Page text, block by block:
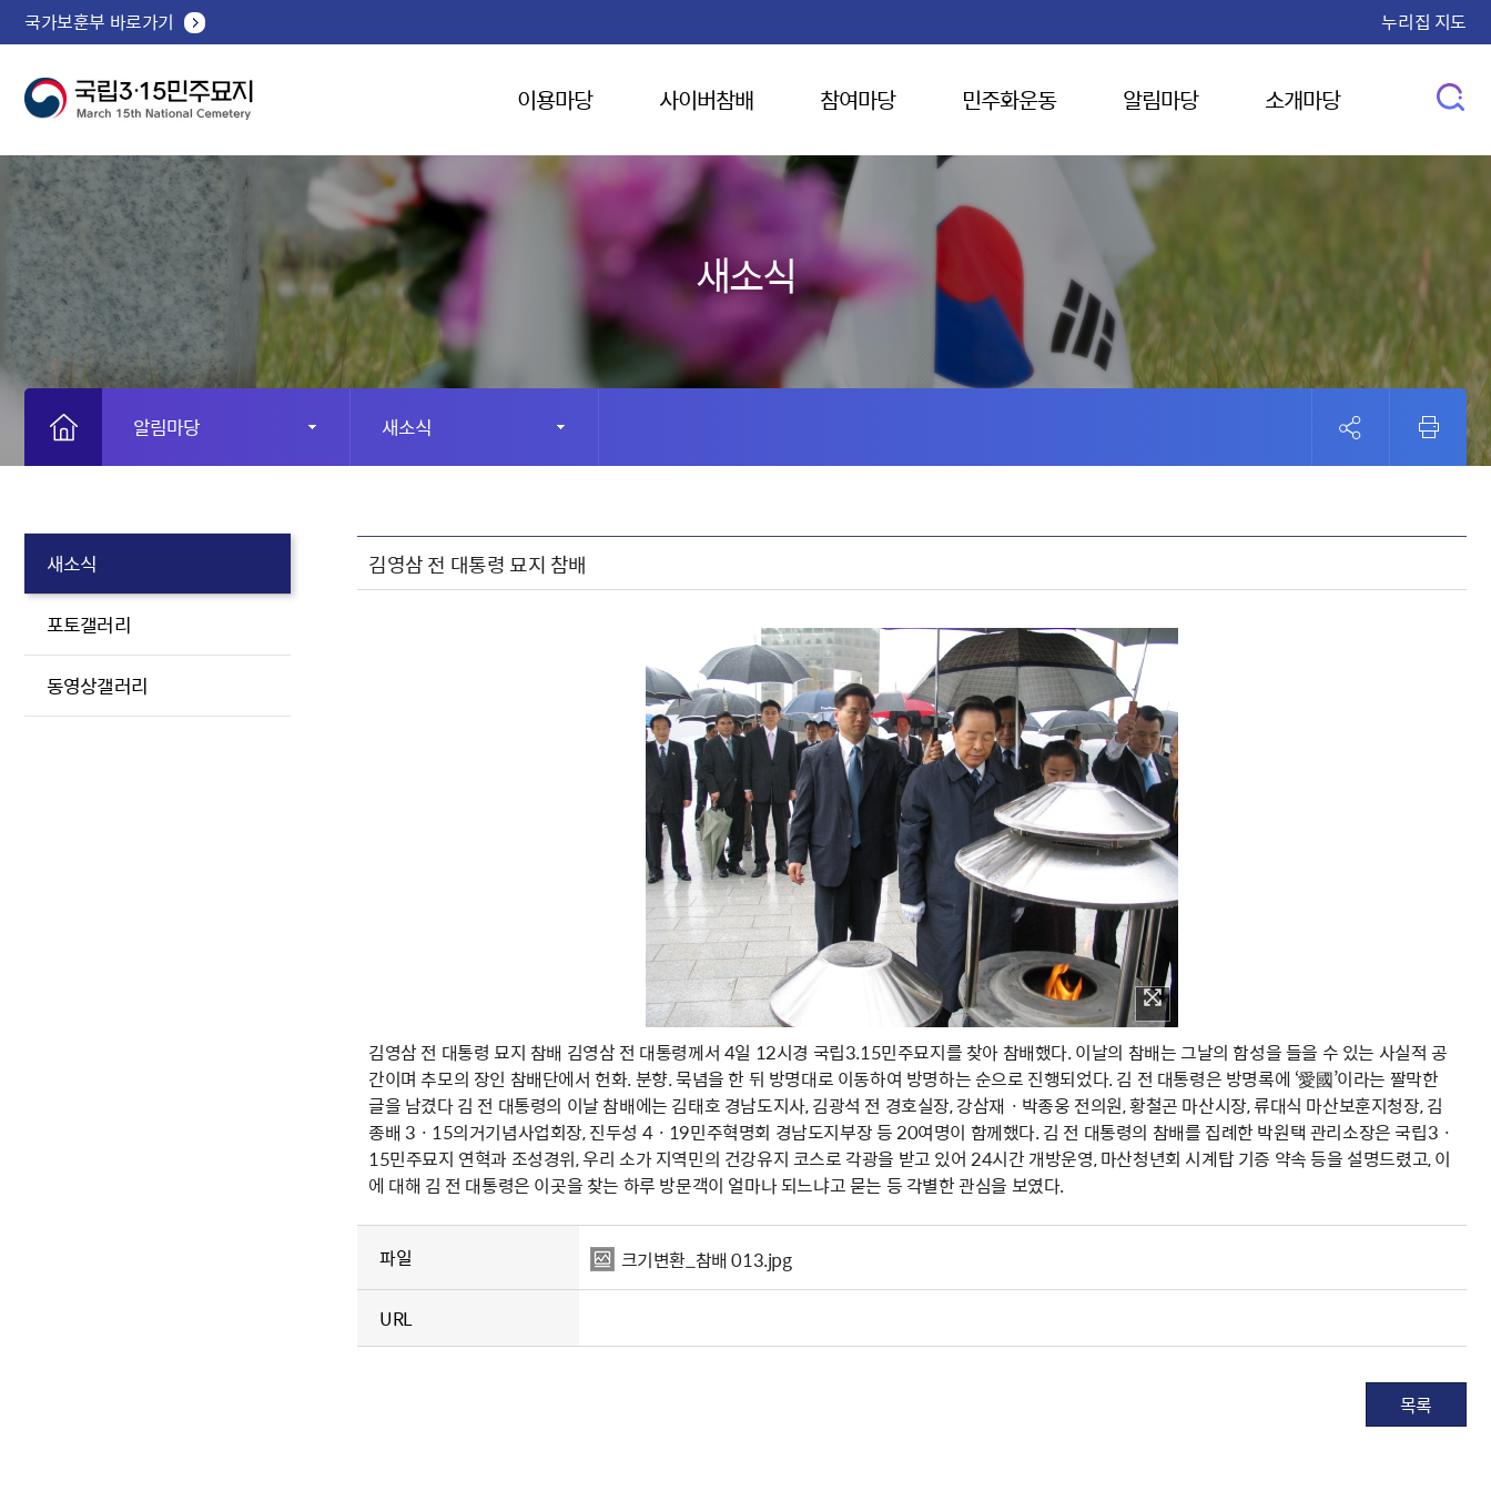
국가보훈부 바로가기 누리집 지도
이용마당 사이버참배 참여마당 민주화운동 알림마당 소개마당
새소식
알림마당 새소식
새소식
포토갤러리
동영상갤러리
김영삼 전 대통령 묘지 참배
김영삼 전 대통령 묘지 참배 김영삼 전 대통령께서 4일 12시경 국립3.15민주묘지를 찾아 참배했다. 이날의 참배는 그날의 함성을 들을 수 있는 사실적 공
간이며 추모의 장인 참배단에서 헌화. 분향. 묵념을 한 뒤 방명대로 이동하여 방명하는 순으로 진행되었다. 김 전 대통령은 방명록에 ‘愛國’이라는 짤막한
글을 남겼다 김 전 대통령의 이날 참배에는 김태호 경남도지사, 김광석 전 경호실장, 강삼재ㆍ박종웅 전의원, 황철곤 마산시장, 류대식 마산보훈지청장, 김
종배 3ㆍ15의거기념사업회장, 진두성 4ㆍ19민주혁명회 경남도지부장 등 20여명이 함께했다. 김 전 대통령의 참배를 집례한 박원택 관리소장은 국립3ㆍ
15민주묘지 연혁과 조성경위, 우리 소가 지역민의 건강유지 코스로 각광을 받고 있어 24시간 개방운영, 마산청년회 시계탑 기증 약속 등을 설명드렸고, 이
에 대해 김 전 대통령은 이곳을 찾는 하루 방문객이 얼마나 되느냐고 묻는 등 각별한 관심을 보였다.
파일 크기변환_참배 013.jpg
URL
목록